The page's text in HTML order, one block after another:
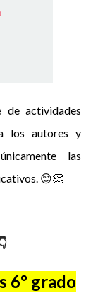
de actividades
los autores y
las
😊👏
6° grado